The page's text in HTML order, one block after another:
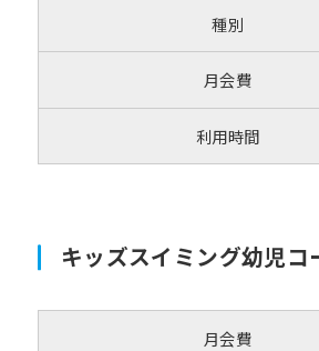
種別
月会費
利用時間
キッズスイミング幼児コ
月会費